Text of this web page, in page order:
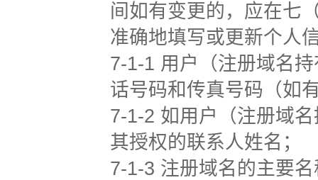
间如有变更的，应在七
准确地填写或更新个人
7-1-1 用户（注册域名
话号码和传真号码（如
7-1-2 如用户（注册域
其授权的联系人姓名；
7-1-3 注册域名的主要